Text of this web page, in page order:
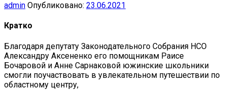
admin Опубликовано: 23.06.2021
Кратко
Благодаря депутату Законодательного Собрания НСО
Александру Аксененко его помощникам Раисе
Бочаровой и Анне Сарнаковой южинские школьники
смогли поучаствовать в увлекательном путешествии по
областному центру,